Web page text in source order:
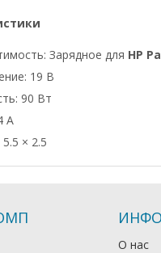
Зарядное для HP
19 В
90 Вт
А
× 2.5
О нас